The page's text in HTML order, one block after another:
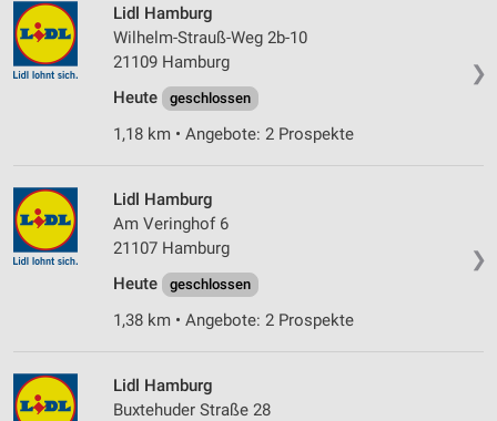
❯
Lidl Hamburg
Wilhelm-Strauß-Weg 2b-10
21109 Hamburg
Heute
geschlossen
1,18 km • Angebote: 2 Prospekte
❯
Lidl Hamburg
Am Veringhof 6
21107 Hamburg
Heute
geschlossen
1,38 km • Angebote: 2 Prospekte
Lidl Hamburg
Buxtehuder Straße 28